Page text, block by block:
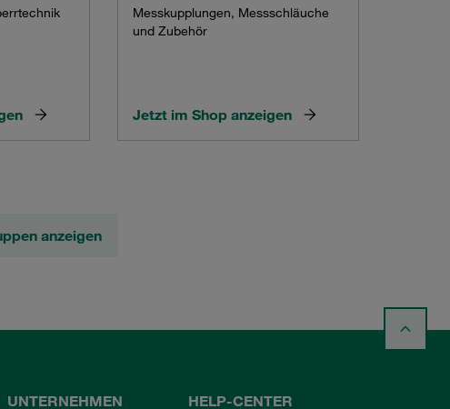
Messkupplungen, Messschläuche
und Zubehör
Jetzt im Shop anzeigen
anzeigen
UNTERNEHMEN HELP-CENTER